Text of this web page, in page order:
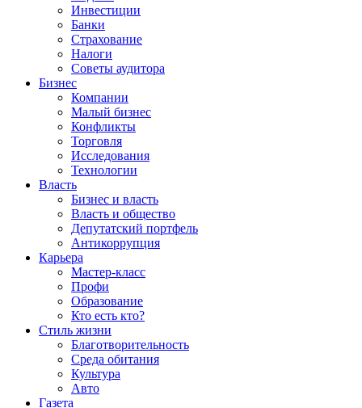
Инвестиции
Банки
Страхование
Налоги
Советы аудитора
Бизнес
Компании
Малый бизнес
Конфликты
Торговля
Исследования
Технологии
Власть
Бизнес и власть
Власть и общество
Депутатский портфель
Антикоррупция
Карьера
Мастер-класс
Профи
Образование
Кто есть кто?
Стиль жизни
Благотворительность
Среда обитания
Культура
Авто
Газета